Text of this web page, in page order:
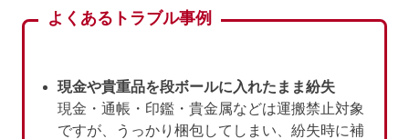
よくあるトラブル事例
現金や貴重品を段ボールに入れたまま紛失
現金・通帳・印鑑・貴金属などは運搬禁止対象
ですが、うっかり梱包してしまい、紛失時に補